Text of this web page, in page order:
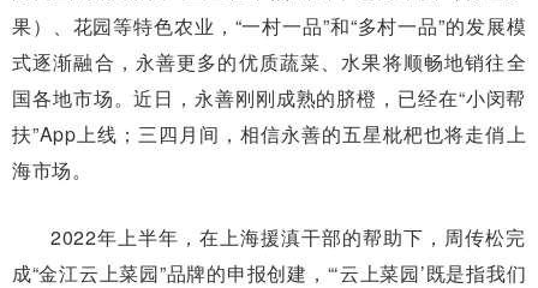
果）、花园等特色农业，“一村一品”和“多村一品”的发展模
式逐渐融合，永善更多的优质蔬菜、水果将顺畅地销往全
国各地市场。近日，永善刚刚成熟的脐橙，已经在“小闵帮
扶”App上线；三四月间，相信永善的五星枇杷也将走俏上
海市场。
2022年上半年，在上海援滇干部的帮助下，周传松完
成“金江云上菜园”品牌的申报创建，“‘云上菜园’既是指我们